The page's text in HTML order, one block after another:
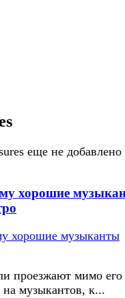
еще не добавлено
хорошие
проезжают мимо его
музыкантов, к...